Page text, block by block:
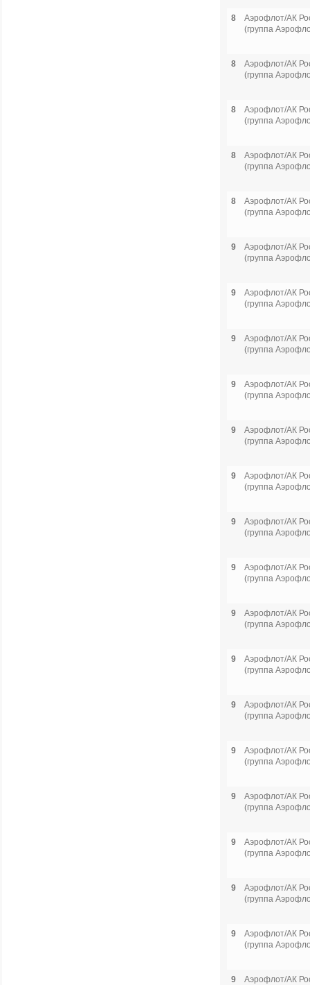
8
Аэрофлот/АК
(группа
8
Аэрофлот/АК
(группа
8
Аэрофлот/АК
(группа
8
Аэрофлот/АК
(группа
8
Аэрофлот/АК
(группа
9
Аэрофлот/АК
(группа
9
Аэрофлот/АК
(группа
9
Аэрофлот/АК
(группа
9
Аэрофлот/АК
(группа
9
Аэрофлот/АК
(группа
9
Аэрофлот/АК
(группа
9
Аэрофлот/АК
(группа
9
Аэрофлот/АК
(группа
9
Аэрофлот/АК
(группа
9
Аэрофлот/АК
(группа
9
Аэрофлот/АК
(группа
9
Аэрофлот/АК
(группа
9
Аэрофлот/АК
(группа
9
Аэрофлот/АК
(группа
9
Аэрофлот/АК
(группа
9
Аэрофлот/АК
(группа
9
Аэрофлот/АК